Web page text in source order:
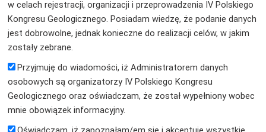
w celach rejestracji, organizacji i przeprowadzenia IV Polskiego
Kongresu Geologicznego. Posiadam wiedzę, że podanie danych
jest dobrowolne, jednak konieczne do realizacji celów, w jakim
zostały zebrane.
Przyjmuję do wiadomości, iż Administratorem danych
osobowych są organizatorzy IV Polskiego Kongresu
Geologicznego oraz oświadczam, że został wypełniony wobec
mnie obowiązek informacyjny.